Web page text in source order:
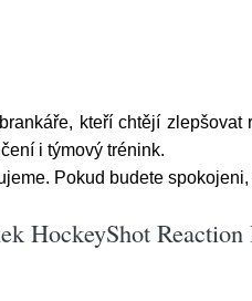
kteří chtějí
i týmový trénink.
Pokud budete
HockeyShot